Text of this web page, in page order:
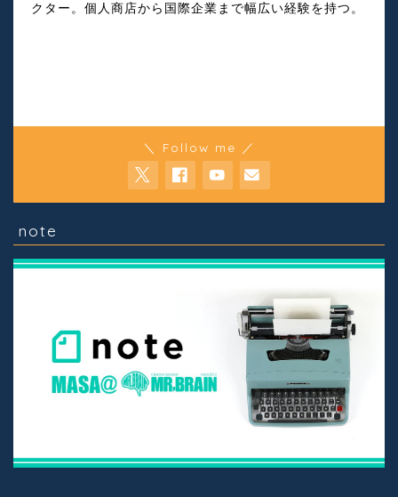
クター。個人商店から国際企業まで幅広い経験を持つ。
＼ Follow me ／
note